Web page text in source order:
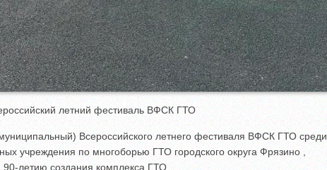
летний фестиваль ВФСК ГТО
Всероссийского летнего фестиваля ВФСК ГТО среди
учреждения по многоборью ГТО городского округа Фрязино ,
летию создания комплекса ГТО